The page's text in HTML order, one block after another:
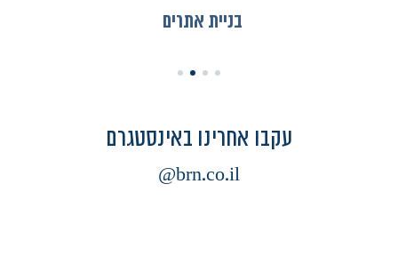
בניית אתרים
עקבו אחרינו באינסטגרם
brn.co.il@